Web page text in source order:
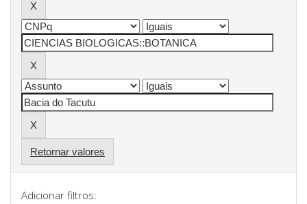
Retornar valores
Adicionar filtros: